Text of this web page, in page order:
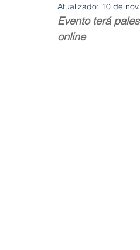
Atualizado: 10 de
Evento terá
online